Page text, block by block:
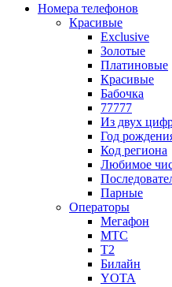
Номера телефонов
Красивые
Exclusive
Золотые
Платиновые
Красивые
Бабочка
77777
Из двух
Год
Код региона
Любимое
Парные
Операторы
Мегафон
МТС
Т2
Билайн
YOTA